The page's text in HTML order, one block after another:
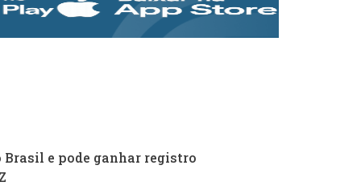
rastreabilidade e
rigor técnico para
Brasil e pode ganhar registro